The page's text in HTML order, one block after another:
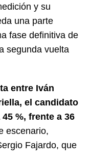
y su
una parte
fase definitiva de
segunda vuelta
entre Iván
el candidato
%, frente a 36
escenario,
Fajardo, que